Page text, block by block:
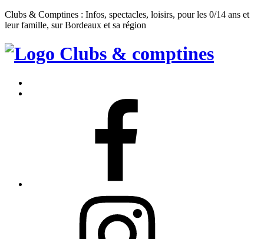
Clubs & Comptines : Infos, spectacles, loisirs, pour les 0/14 ans et
leur famille, sur Bordeaux et sa région
Clubs
Comptines